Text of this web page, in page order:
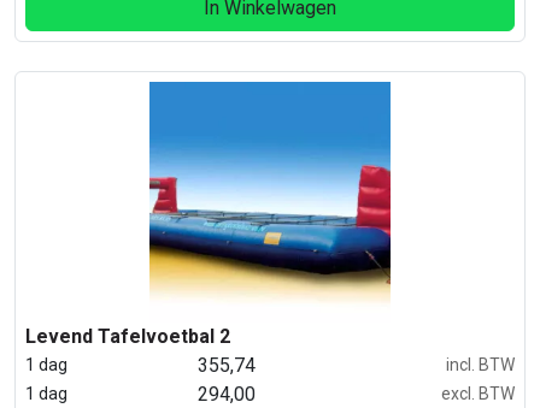
In Winkelwagen
Levend Tafelvoetbal 2
1 dag 355,74
incl. BTW
1 dag
294,00
excl. BTW